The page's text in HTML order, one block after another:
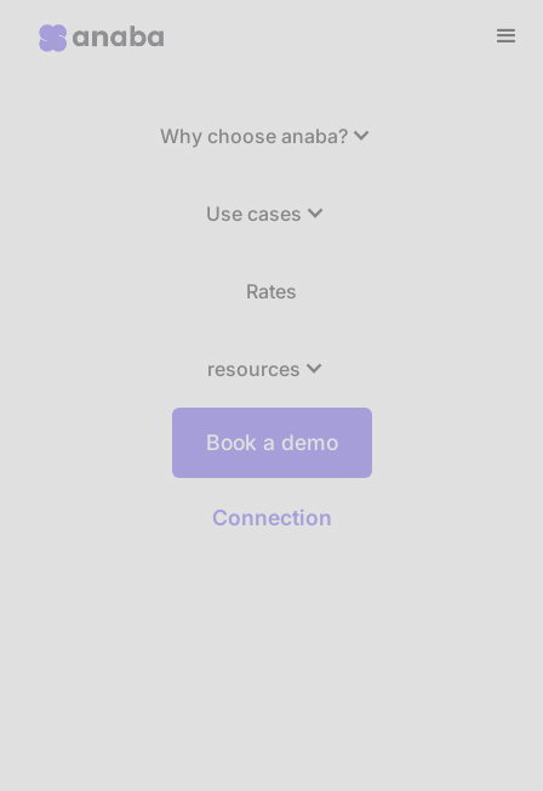
Why choose anaba?
Use cases
Rates
resources
Book a demo
Connection